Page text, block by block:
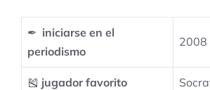
✒ ️ iniciarse en el
periodismo
2008
🎽 jugador favorito